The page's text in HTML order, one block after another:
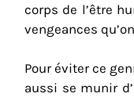
corps de l’être
vengeances
Pour éviter ce
aussi se munir